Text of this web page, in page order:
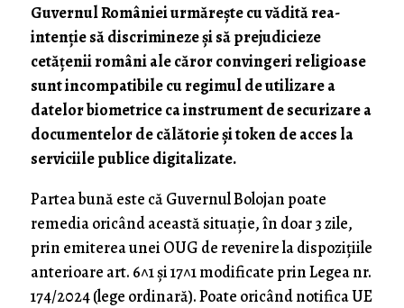
Guvernul României urmărește cu vădită rea-
intenție să discrimineze și să prejudicieze
cetățenii români ale căror convingeri religioase
sunt incompatibile cu regimul de utilizare a
datelor biometrice ca instrument de securizare a
documentelor de călătorie și token de acces la
serviciile publice digitalizate.
Partea bună este că Guvernul Bolojan poate
remedia oricând această situație, în doar 3 zile,
prin emiterea unei OUG de revenire la dispozițiile
anterioare art. 6^1 și 17^1 modificate prin Legea nr.
174/2024 (lege ordinară). Poate oricând notifica UE